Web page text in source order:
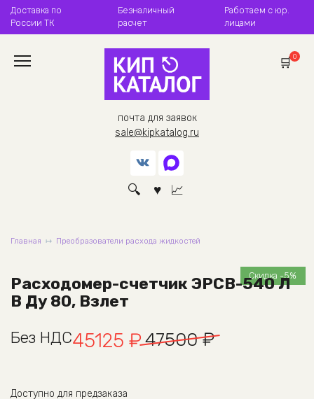
Перейти
содержанию
Доставка по
России ТК
Безналичный
расчет
Работаем с юр.
лицами
почта для заявок
sale@kipkatalog.ru
0
Главная Преобразователи расхода жидкостей
Скидка -5%
Расходомер-счетчик ЭРСВ-540 Л
В Ду 80, Взлет
47500₽
Первоначальная
45125 ₽
Текущая
Без НДС
Доступно для предзаказа